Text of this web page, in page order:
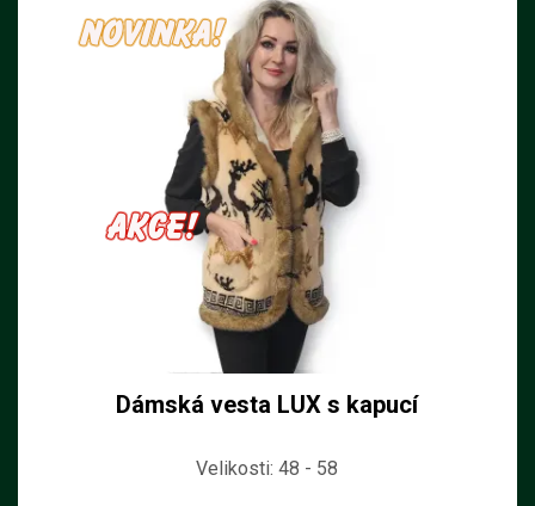
Dámská vesta LUX s kapucí
Velikosti: 48 - 58